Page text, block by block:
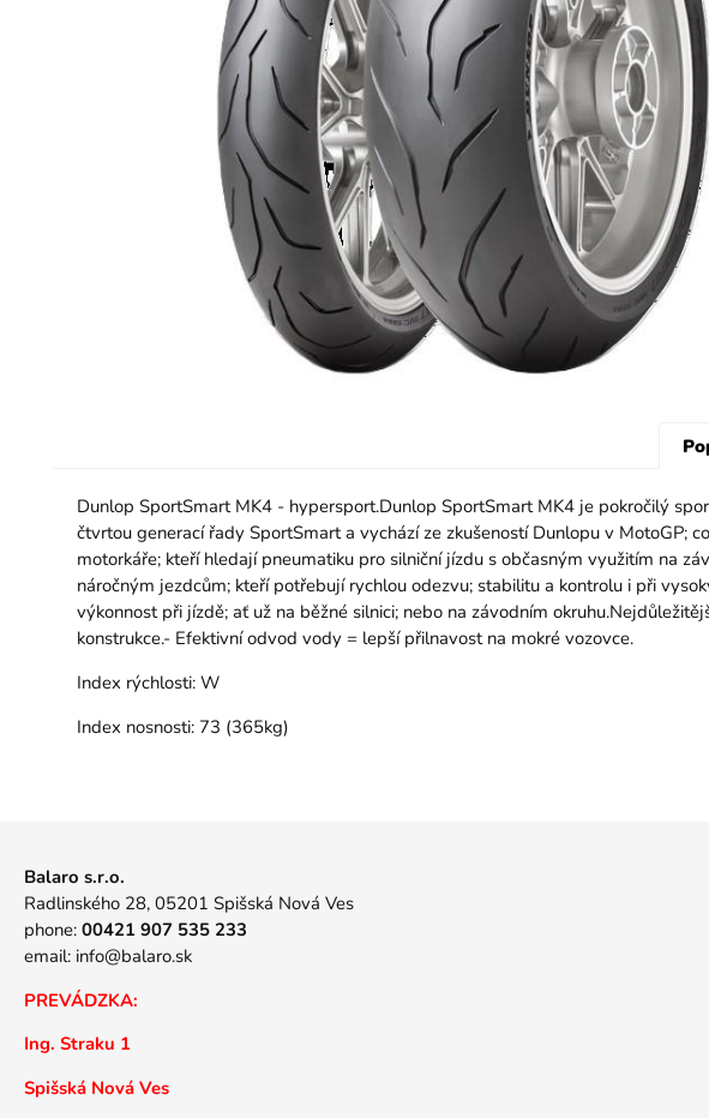
Dunlop SportSmart MK4 - hypersport.Dunlop SportSmart MK4 je pokročilý
čtvrtou generací řady SportSmart a vychází ze zkušeností Dunlopu v MotoGP;
motorkáře; kteří hledají pneumatiku pro silniční jízdu s občasným využitím na
náročným jezdcům; kteří potřebují rychlou odezvu; stabilitu a kontrolu i při
výkonnost při jízdě; ať už na běžné silnici; nebo na závodním
konstrukce.- Efektivní odvod vody = lepší přilnavost na mokré vozovce.
Index rýchlosti:W
Index nosnosti:73 (365kg)
Balaro s.r.o.
Radlinského 28, 05201 Spišská Nová Ves
phone: 00421 907 535 233
email: info@balaro.sk
PREVÁDZKA:
Ing. Straku 1
Spišská Nová Ves